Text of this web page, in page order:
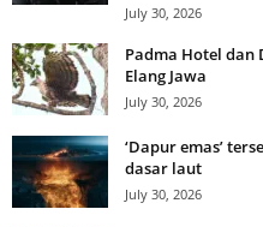
July 30, 2026
Padma Hotel
Elang Jawa
July 30, 2026
‘Dapur emas’
dasar laut
July 30, 2026